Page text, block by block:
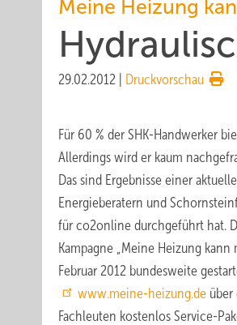
Meine Heizung
29.02.2012 Druckvorschau
Für 60 % der SHK-Handwerker
Allerdings wird er kaum
Das sind Ergebnisse einer
Energieberatern und
für co2online durchgeführt hat.
Kampagne „Meine Heizung
Februar 2012 bundesweite
www.meine-heizung.de
Fachleuten kostenlos Service-